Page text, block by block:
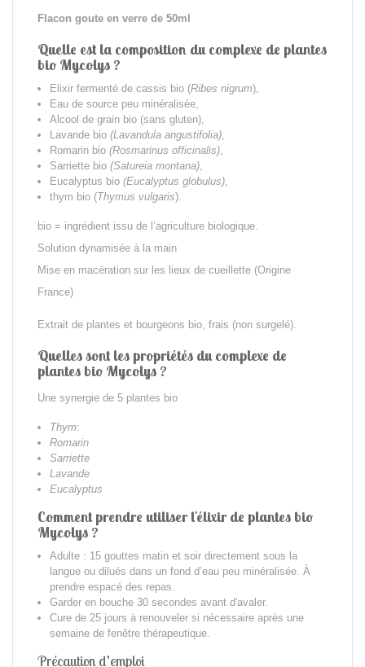
Flacon goute en verre de 50ml
Quelle est la composition du complexe de plantes
bio Mycolys ?
Elixir fermenté de cassis bio (Ribes nigrum),
Eau de source peu minéralisée,
Alcool de grain bio (sans gluten),
Lavande bio (Lavandula angustifolia),
Romarin bio (Rosmarinus officinalis),
Sarriette bio (Satureia montana),
Eucalyptus bio (Eucalyptus globulus),
thym bio (Thymus vulgaris).
bio = ingrédient issu de l’agriculture biologique.
Solution dynamisée à la main
Mise en macération sur les lieux de cueillette (Origine
France)
Extrait de plantes et bourgeons bio, frais (non surgelé).
Quelles sont les propriétés du complexe de
plantes bio Mycolys ?
Une synergie de 5 plantes bio
Thym:
Romarin
Sarriette
Lavande
Eucalyptus
Comment prendre utiliserl'élixir de plantes bio
Mycolys ?
Adulte : 15 gouttes matin et soir directement sous la
langue ou dilués dans un fond d’eau peu minéralisée. À
prendre espacé des repas.
Garder en bouche 30 secondes avant d'avaler.
Cure de 25 jours à renouveler si nécessaire après une
semaine de fenêtre thérapeutique.
Précaution d’emploi